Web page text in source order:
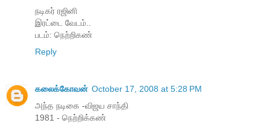
நடிகர் ரஜினி
இரட்டை வேடம்..
படம்: நெற்றிகண்
Reply
கலைக்கோவன் October 17, 2008 at 5:28 PM
அந்த நடிகை -விஜய சாந்தி
1981 - நெற்றிக்கண்